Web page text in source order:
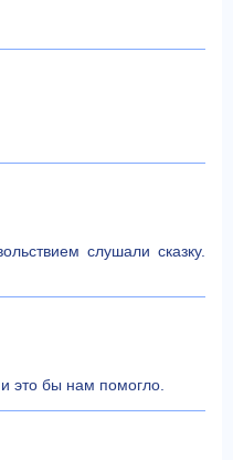
слушали сказку.
это бы нам помогло.